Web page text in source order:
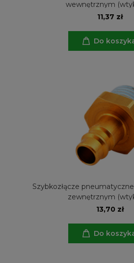
wewnętrznym
11,37 zł
Do
Szybkozłącze
zewnętrznym
13,70 zł
Do